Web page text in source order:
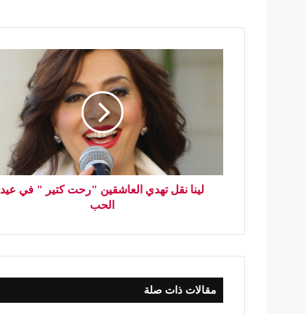
لينا نقل تهدي العاشقين "رحت كتير " في عيد
الحب
مقالات ذات صلة